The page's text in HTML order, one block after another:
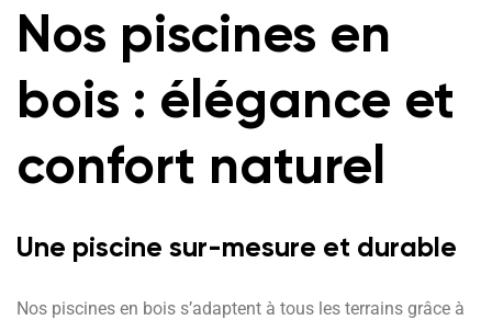
Nos piscines en
bois : élégance et
confort naturel
Une piscine sur-mesure et durable
Nos piscines en bois s’adaptent à tous les terrains grâce à